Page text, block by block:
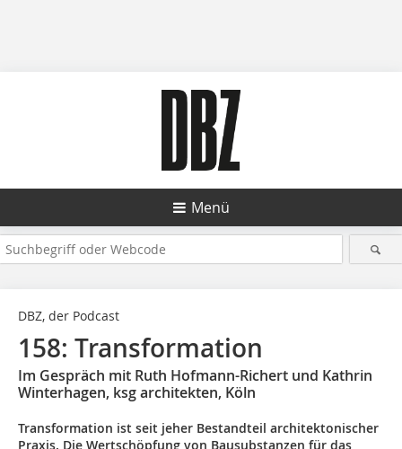
Menü
DBZ, der Podcast
158: Transformation
Im Gespräch mit Ruth Hofmann-Richert und Kathrin
Winterhagen, ksg architekten, Köln
Transformation ist seit jeher Bestandteil architektonischer
Praxis. Die Wertschöpfung von Bausubstanzen für das